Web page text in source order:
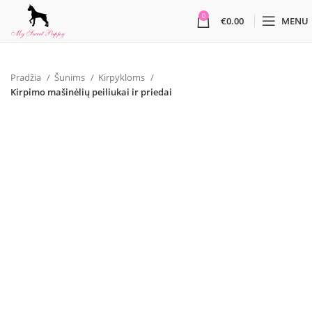
0 €0.00 MENU
Pradžia Šunims
Kirpykloms
Kirpimo mašinėlių peiliukai ir priedai